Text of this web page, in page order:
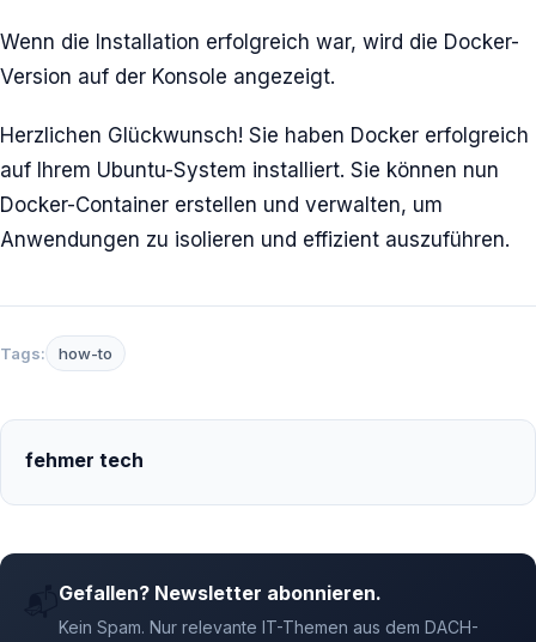
Wenn die Installation erfolgreich war, wird die Docker-
Version auf der Konsole angezeigt.
Herzlichen Glückwunsch! Sie haben Docker erfolgreich
auf Ihrem Ubuntu-System installiert. Sie können nun
Docker-Container erstellen und verwalten, um
Anwendungen zu isolieren und effizient auszuführen.
Tags: how-to
fehmer tech
Gefallen? Newsletter abonnieren.
Kein Spam. Nur relevante IT-Themen aus dem DACH-